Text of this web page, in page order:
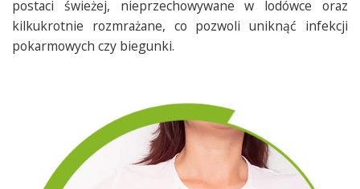
postaci świeżej, nieprzechowywane w lodówce oraz
kilkukrotnie rozmrażane, co pozwoli uniknąć infekcji
pokarmowych czy biegunki.